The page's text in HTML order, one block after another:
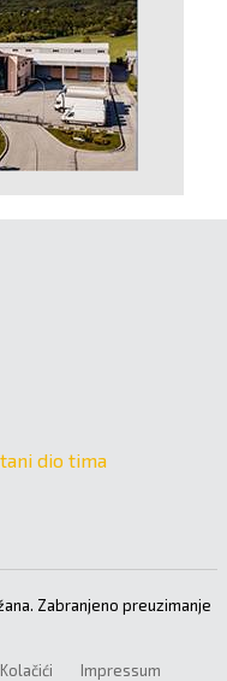
dio tima
Zabranjeno preuzimanje
Kolačići Impressum